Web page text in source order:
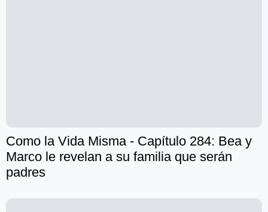
Como la Vida Misma - Capítulo 284: Bea y
Marco le revelan a su familia que serán
padres